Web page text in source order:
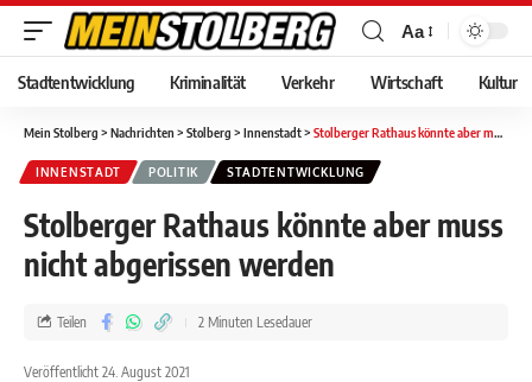
Aa
Stadtentwicklung Kriminalität Verkehr Wirtschaft Kultur
Mein Stolberg > Nachrichten > Stolberg > Innenstadt> Stolberger Rathaus könnte aber muss nicht abgerissen werden
INNENSTADT POLITIK STADTENTWICKLUNG
Stolberger Rathaus könnte aber muss
nicht abgerissen werden
Veröffentlicht 24. August 2021
Teilen 2 Minuten Lesedauer